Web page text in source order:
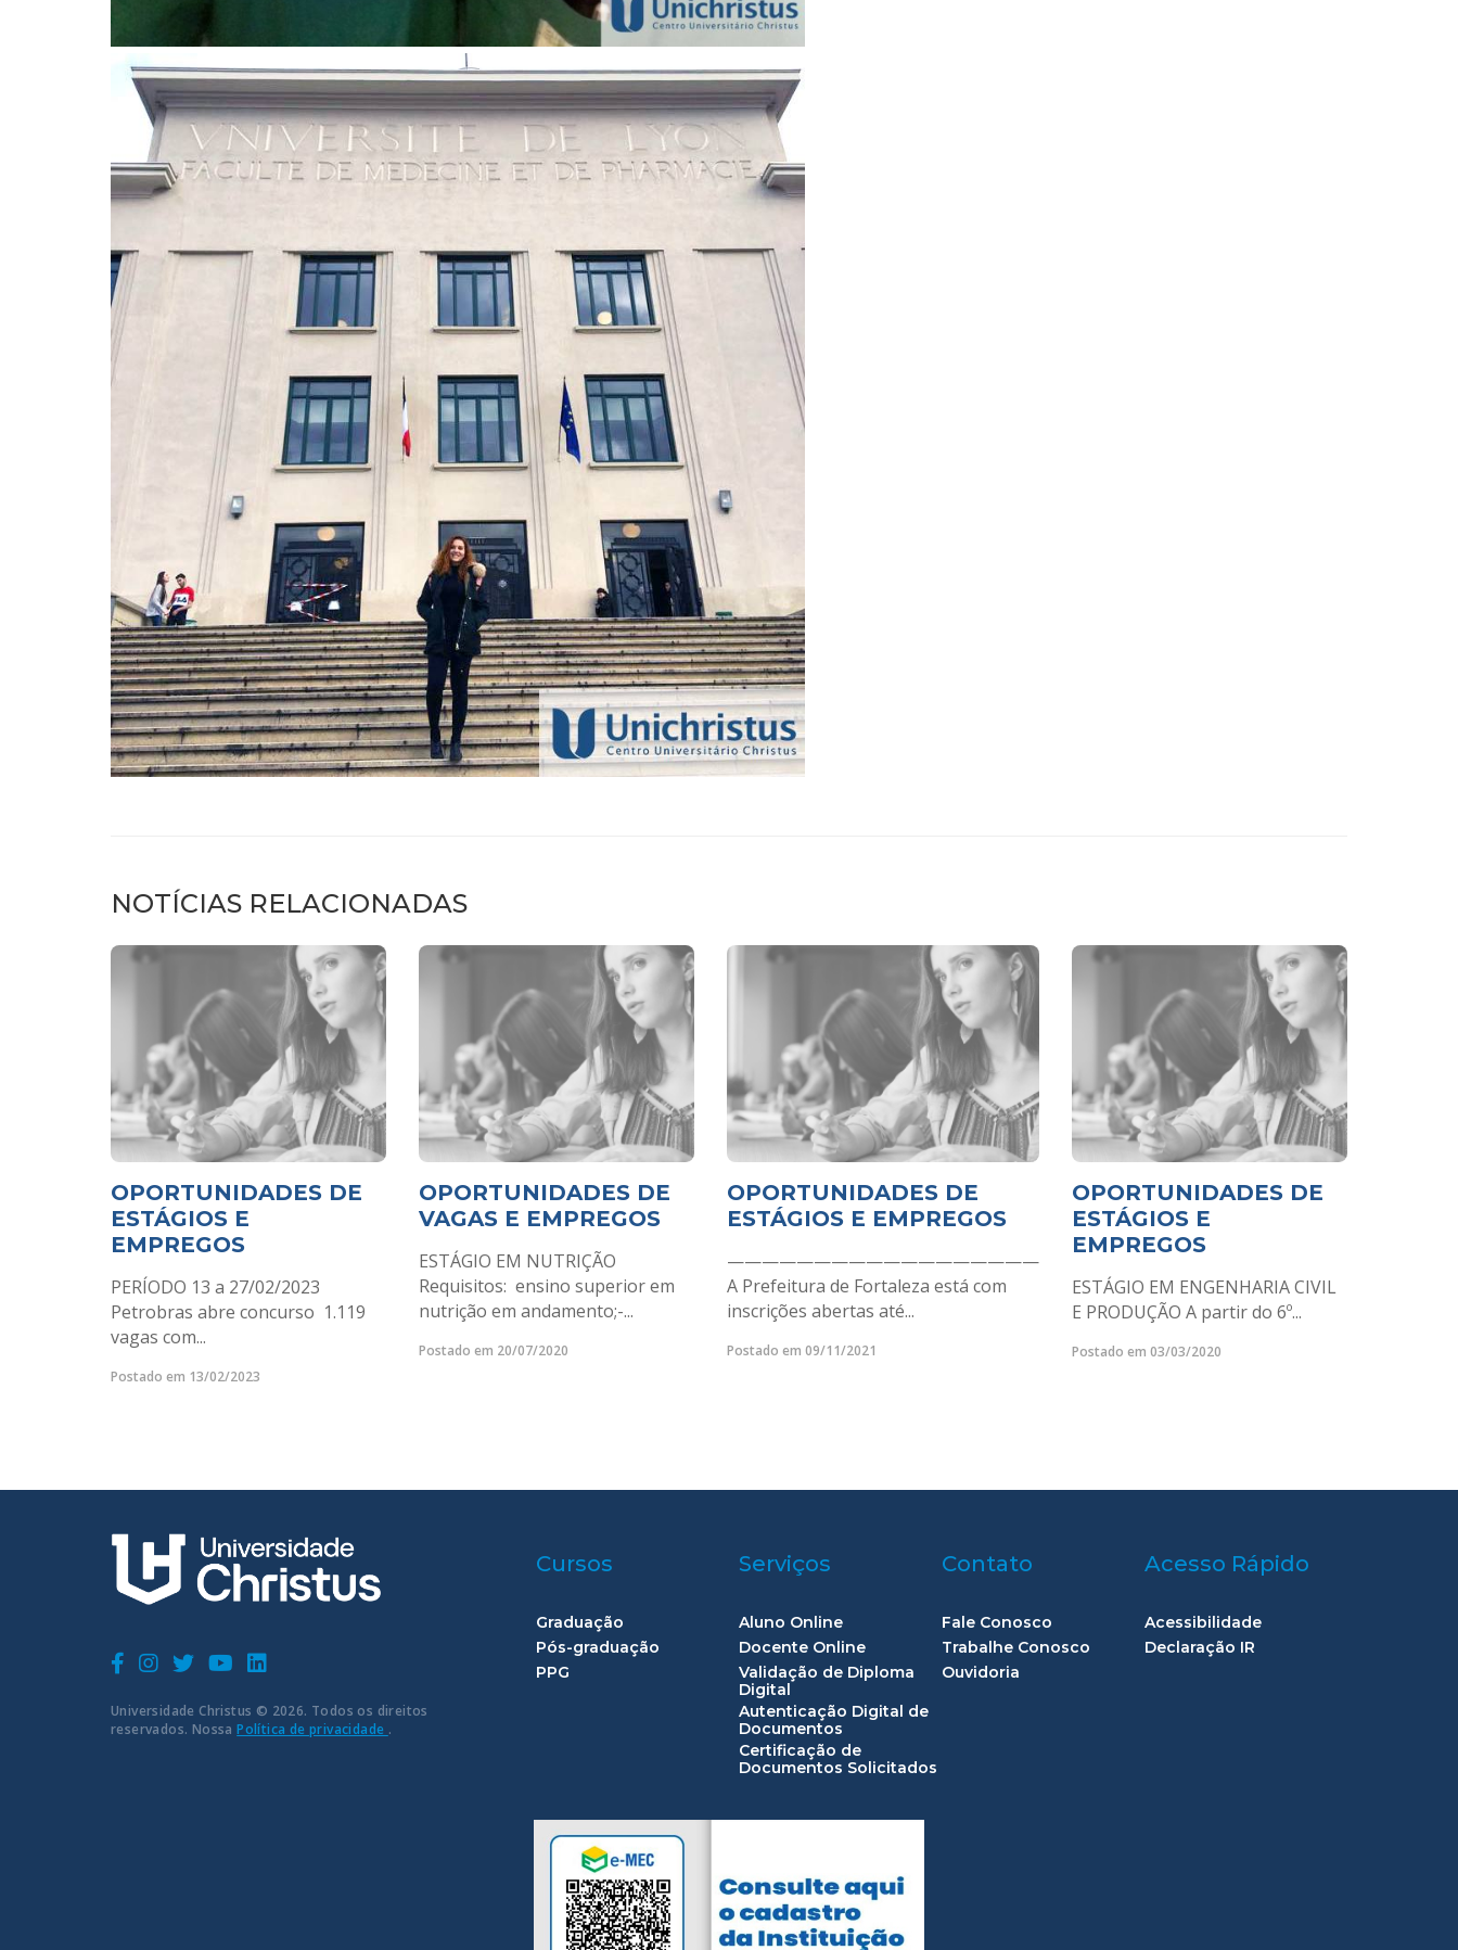
NOTÍCIAS RELACIONADAS
OPORTUNIDADES DE
ESTÁGIOS E
EMPREGOS
PERÍODO 13 a 27/02/2023
Petrobras abre concurso 1.119
vagas com...
Postado em 13/02/2023
OPORTUNIDADES DE
VAGAS E EMPREGOS
ESTÁGIO EM NUTRIÇÃO
Requisitos: ensino superior em
nutrição em andamento;-...
Postado em 20/07/2020
OPORTUNIDADES DE
ESTÁGIOS E EMPREGOS
——————————————————
A Prefeitura de Fortaleza está com
inscrições abertas até...
Postado em 09/11/2021
OPORTUNIDADES DE
ESTÁGIOS E
EMPREGOS
ESTÁGIO EM ENGENHARIA CIVIL
E PRODUÇÃO A partir do 6º...
Postado em 03/03/2020
Universidade Christus © 2026. Todos os direitos
reservados. NossaPolítica de privacidade .
Cursos
Graduação
Pós-graduação
PPG
Serviços
Aluno Online
Docente Online
Validação de Diploma
Digital
Autenticação Digital de
Documentos
Certificação de
Documentos Solicitados
Contato
Fale Conosco
Trabalhe Conosco
Ouvidoria
Acesso Rápido
Acessibilidade
Declaração IR